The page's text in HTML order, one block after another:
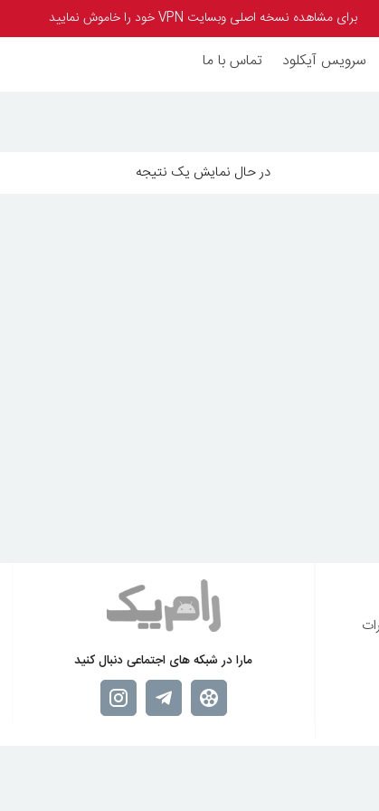
برای مشاهده نسخه اصلی وبسایت VPN خود را خاموش نمایید
سرویس آیکلود تماس با ما
در حال نمایش یک نتیجه
مارا در شبکه های اجتماعی دنبال کنید